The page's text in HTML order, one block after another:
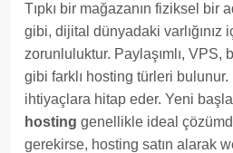
Tıpkı bir mağazanın fiziksel bir
gibi, dijital dünyadaki varlığınız
zorunluluktur. Paylaşımlı, VPS,
gibi farklı hosting türleri bulunur.
ihtiyaçlara hitap eder. Yeni
hosting genellikle ideal
gerekirse, hosting satın alarak